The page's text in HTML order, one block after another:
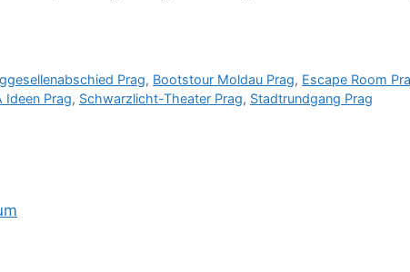
Prag, Bootstour Moldau Prag, Escape Room
Ideen Prag, Schwarzlicht-Theater Prag, Stadtrundgang Prag